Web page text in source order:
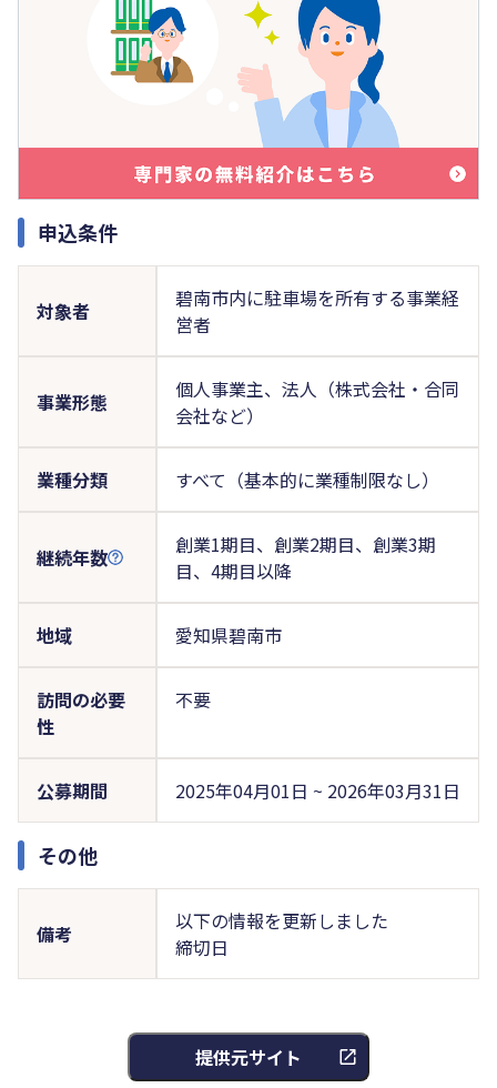
申込条件
対象者
碧南市内に駐車場を所有する事業経
営者
事業形態
個人事業主、法人（株式会社・合同
会社など）
業種分類 すべて（基本的に業種制限なし）
継続年数
創業1期目、創業2期目、創業3期
目、4期目以降
地域 愛知県碧南市
訪問の必要
性
不要
公募期間 2025年04月01日 ~ 2026年03月31日
その他
備考
以下の情報を更新しました
締切日
提供元サイト